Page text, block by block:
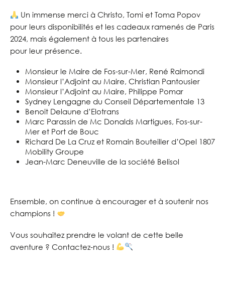
Un immense merci à Christo, Tomi et Toma Popov
pour leurs disponibilités et les cadeaux ramenés de Paris
2024, mais également à tous les partenaires
pour leur présence.
Monsieur le Maire de Fos-sur-Mer, René Raimondi
Monsieur l’Adjoint au Maire, Christian Pantousier
Monsieur l’Adjoint au Maire, Philippe Pomar
Sydney Lengagne du Conseil Départementale 13
Benoit Delaune d’Elotrans
Marc Parassin de Mc Donalds Martigues, Fos-sur-
Mer et Port de Bouc
Richard De La Cruz et Romain Bouteiller d’Opel 1807
Mobility Groupe
Jean-Marc Deneuville de la société Belisol
Ensemble, on continue à encourager et à soutenir nos
champions !
Vous souhaitez prendre le volant de cette belle
aventure ? Contactez-nous !